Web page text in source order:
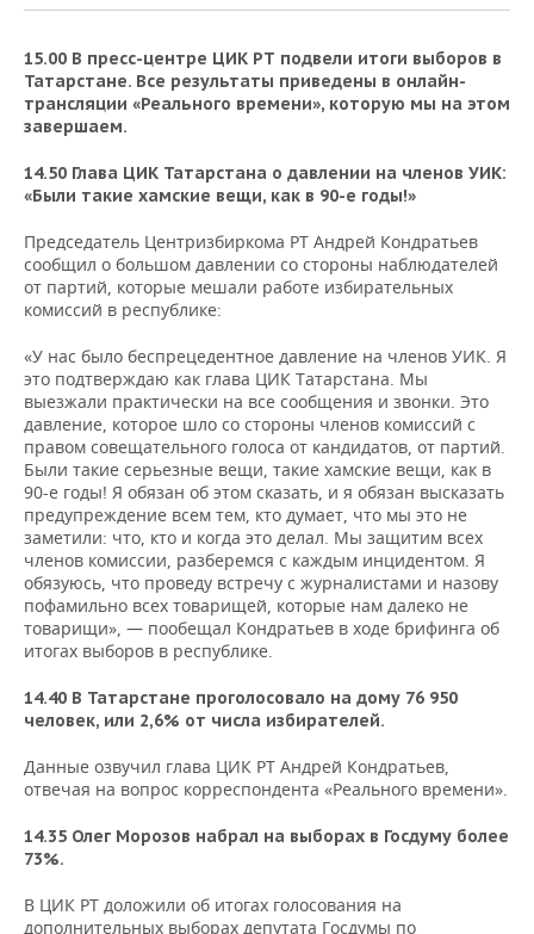
15.00 В пресс-центре ЦИК РТ подвели итоги выборов в
Татарстане. Все результаты приведены в онлайн-
трансляции «Реального времени», которую мы на этом
завершаем.
14.50 Глава ЦИК Татарстана о давлении на членов УИК:
«Были такие хамские вещи, как в 90-е годы!»
Председатель Центризбиркома РТ Андрей Кондратьев
сообщил о большом давлении со стороны наблюдателей
от партий, которые мешали работе избирательных
комиссий в республике:
«У нас было беспрецедентное давление на членов УИК. Я
это подтверждаю как глава ЦИК Татарстана. Мы
выезжали практически на все сообщения и звонки. Это
давление, которое шло со стороны членов комиссий с
правом совещательного голоса от кандидатов, от партий.
Были такие серьезные вещи, такие хамские вещи, как в
90-е годы! Я обязан об этом сказать, и я обязан высказать
предупреждение всем тем, кто думает, что мы это не
заметили: что, кто и когда это делал. Мы защитим всех
членов комиссии, разберемся с каждым инцидентом. Я
обязуюсь, что проведу встречу с журналистами и назову
пофамильно всех товарищей, которые нам далеко не
товарищи», — пообещал Кондратьев в ходе брифинга об
итогах выборов в республике.
14.40 В Татарстане проголосовало на дому 76 950
человек, или 2,6% от числа избирателей.
Данные озвучил глава ЦИК РТ Андрей Кондратьев,
отвечая на вопрос корреспондента «Реального времени».
14.35 Олег Морозов набрал на выборах в Госдуму более
73%.
В ЦИК РТ доложили об итогах голосования на
дополнительных выборах депутата Госдумы по